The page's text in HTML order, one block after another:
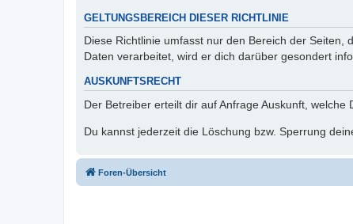
GELTUNGSBEREICH DIESER RICHTLINIE
Diese Richtlinie umfasst nur den Bereich der
Daten verarbeitet, wird er dich darüber gesondert
AUSKUNFTSRECHT
Der Betreiber erteilt dir auf Anfrage Auskunft, welche
Du kannst jederzeit die Löschung bzw. Sperrung
Foren-Übersicht